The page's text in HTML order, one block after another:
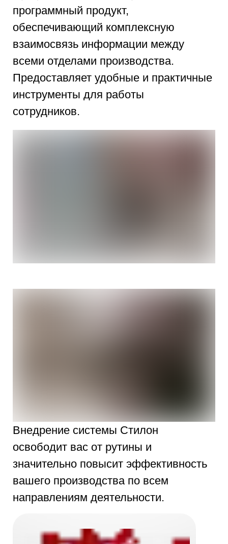
Внедрение системы Стилон
освободит вас от рутины и
значительно повысит эффективность
вашего производства по всем
направлениям деятельности.
программный продукт,
обеспечивающий комплексную
взаимосвязь информации между
всеми отделами производства.
Предоставляет удобные и практичные
инструменты для работы
сотрудников.